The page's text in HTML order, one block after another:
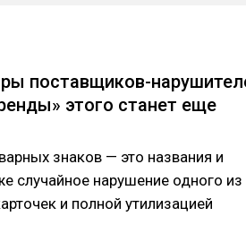
поставщиков-
этого станет еще
знаков — это названия и
случайное нарушение одного из
и полной утилизацией